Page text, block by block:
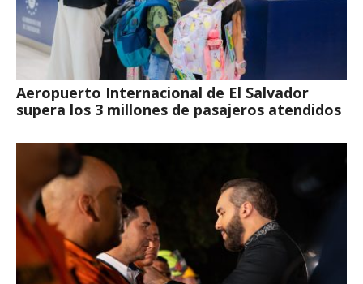
Aeropuerto Internacional de El Salvador
supera los 3 millones de pasajeros atendidos